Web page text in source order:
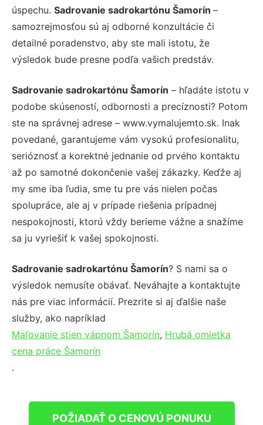
úspechu. Sadrovanie sadrokartónu Šamorín –
samozrejmosťou sú aj odborné konzultácie či
detailné poradenstvo, aby ste mali istotu, že
výsledok bude presne podľa vašich predstáv.
Sadrovanie sadrokartónu Šamorín – hľadáte istotu v
podobe skúseností, odbornosti a precíznosti? Potom
ste na správnej adrese – www.vymalujemto.sk. Inak
povedané, garantujeme vám vysokú profesionalitu,
serióznosť a korektné jednanie od prvého kontaktu
až po samotné dokončenie vašej zákazky. Keďže aj
my sme iba ľudia, sme tu pre vás nielen počas
spolupráce, ale aj v prípade riešenia prípadnej
nespokojnosti, ktorú vždy berieme vážne a snažíme
sa ju vyriešiť k vašej spokojnosti.
Sadrovanie sadrokartónu Šamorín? S nami sa o
výsledok nemusíte obávať. Neváhajte a kontaktujte
nás pre viac informácií. Prezrite si aj ďalšie naše
služby, ako napríklad
Maľovanie stien vápnom Šamorín, Hrubá omietka
cena práce Šamorín
.
POŽIADAŤ O CENOVÚ PONUKU